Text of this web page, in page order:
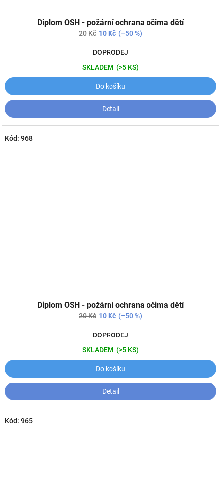
Diplom OSH - požární ochrana očima dětí
20 Kč 10 Kč (–50 %)
DOPRODEJ
SKLADEM (>5 KS)
Do košíku
Detail
Diplom OSH - požární ochrana očima dětí
20 Kč 10 Kč (–50 %)
DOPRODEJ
SKLADEM (>5 KS)
Do košíku
Detail
Kód: 968
Kód: 965